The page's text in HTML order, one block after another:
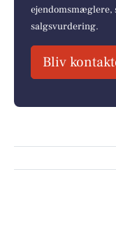
ejendomsmæglere,
salgsvurdering.
Bliv